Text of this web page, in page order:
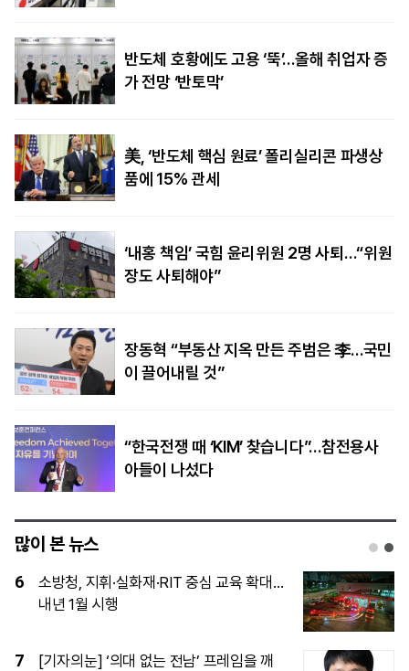
반도체 호황에도 고용 ‘뚝’…올해 취업자 증
가 전망 ‘반토막’
美, ‘반도체 핵심 원료’ 폴리실리콘 파생상
품에 15% 관세
‘내홍 책임’ 국힘 윤리위원 2명 사퇴…“위원
장도 사퇴해야”
장동혁 “부동산 지옥 만든 주범은 李…국민
이 끌어내릴 것”
“한국전쟁 때 ‘KIM’ 찾습니다”…참전용사
아들이 나섰다
많이 본 뉴스
1
“SK하이닉스, 中 충칭 후공정 공장 지분
매각 검토”…국내엔 54조 투자
2
[단독]‘사관학교 통합’과 쿠데타 억제, 데